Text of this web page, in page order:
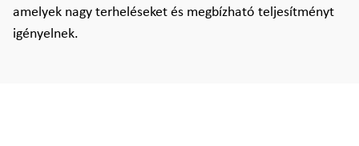
amelyek nagy terheléseket és megbízható teljesítményt
igényelnek.